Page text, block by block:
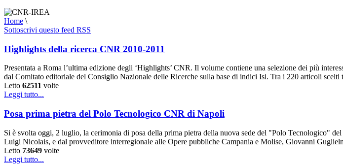
Home \
Sottoscrivi questo feed RSS
Highlights della ricerca CNR 2010-2011
Presentata a Roma l’ultima edizione degli ‘Highlights’ CNR. Il volume contiene una selezione dei più
dal Comitato editoriale del Consiglio Nazionale delle Ricerche sulla base di indici Isi. Tra i 220 articoli
Letto 62511 volte
Leggi tutto...
Posa prima pietra del Polo Tecnologico CNR di Napoli
Si è svolta oggi, 2 luglio, la cerimonia di posa della prima pietra della nuova sede del "Polo Tecnologico"
Luigi Nicolais, e dal provveditore interregionale alle Opere pubbliche Campania e Molise, Giovanni
Letto 73649 volte
Leggi tutto...